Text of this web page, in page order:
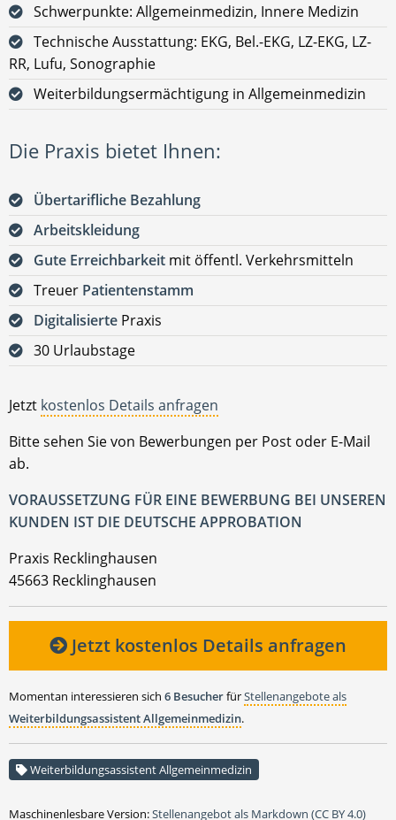
Schwerpunkte: Allgemeinmedizin, Innere Medizin
Technische Ausstattung: EKG, Bel.-EKG, LZ-EKG, LZ-
RR, Lufu, Sonographie
Weiterbildungsermächtigung in Allgemeinmedizin
Die Praxis bietet Ihnen:
Übertarifliche Bezahlung
Arbeitskleidung
Gute Erreichbarkeit mit öffentl. Verkehrsmitteln
Treuer Patientenstamm
Digitalisierte Praxis
30 Urlaubstage
Jetzt kostenlos Details anfragen
Bitte sehen Sie von Bewerbungen per Post oder E-Mail
ab.
VORAUSSETZUNG FÜR EINE BEWERBUNG BEI UNSEREN
KUNDEN IST DIE DEUTSCHE APPROBATION
Praxis Recklinghausen
45663 Recklinghausen
Jetzt kostenlos Details anfragen
Momentan interessieren sich 6 BesucherfürStellenangebote als
Weiterbildungsassistent Allgemeinmedizin.
Weiterbildungsassistent Allgemeinmedizin
Maschinenlesbare Version:Stellenangebot als Markdown (CC BY 4.0)